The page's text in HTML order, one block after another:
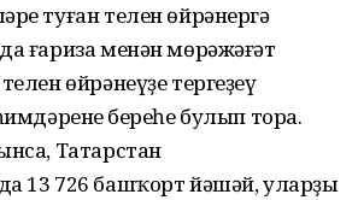
туған телен өйрәнергә
ғариза менән мөрәжәғәт
өйрәнеүҙе тергеҙеү
береһе булып тора.
Татарстан
13 726 башҡорт йәшәй, уларҙың